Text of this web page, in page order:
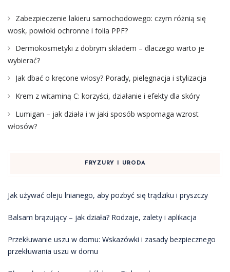
Zabezpieczenie lakieru samochodowego: czym różnią się
wosk, powłoki ochronne i folia PPF?
Dermokosmetyki z dobrym składem – dlaczego warto je
wybierać?
Jak dbać o kręcone włosy? Porady, pielęgnacja i stylizacja
Krem z witaminą C: korzyści, działanie i efekty dla skóry
Lumigan – jak działa i w jaki sposób wspomaga wzrost
włosów?
FRYZURY I URODA
Jak używać oleju lnianego, aby pozbyć się trądziku i pryszczy
Balsam brązujący – jak działa? Rodzaje, zalety i aplikacja
Przekłuwanie uszu w domu: Wskazówki i zasady bezpiecznego
przekłuwania uszu w domu